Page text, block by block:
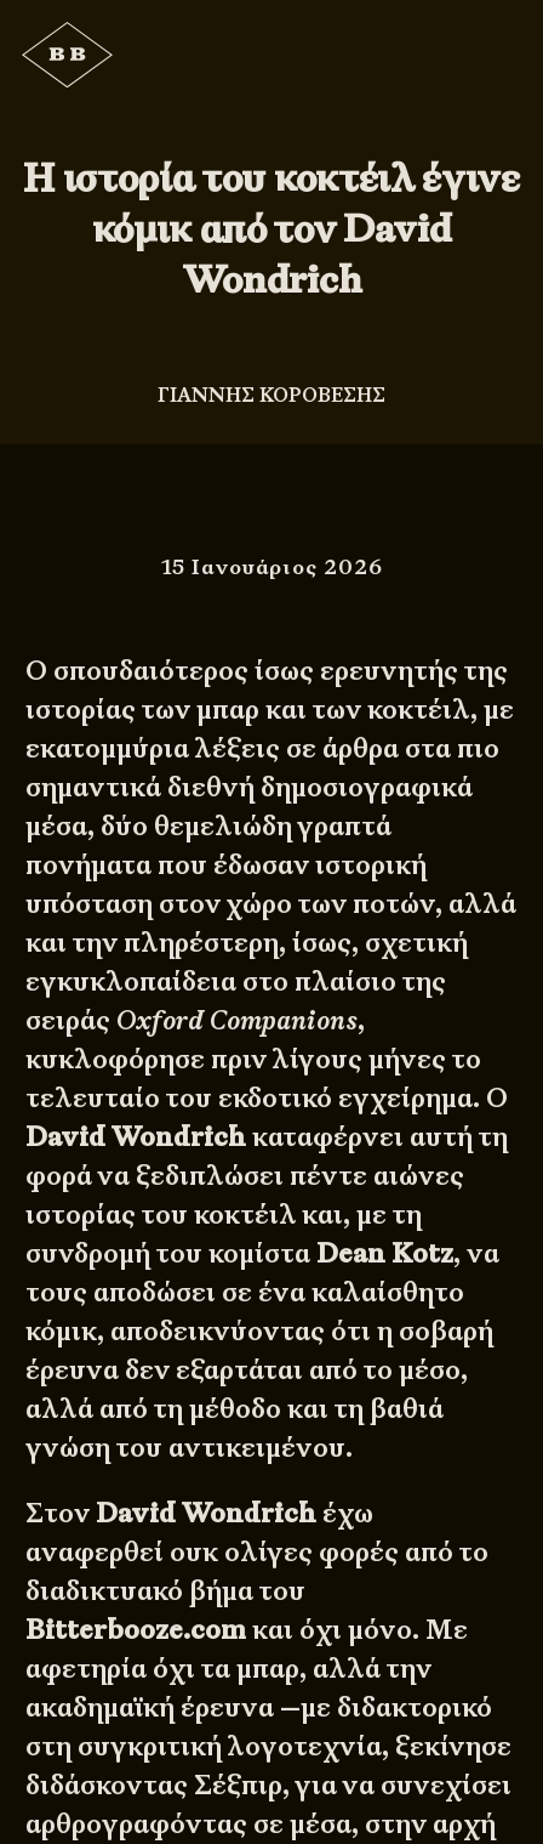
Η ιστορία του κοκτέιλ έγινε
κόμικ από τον David
Wondrich
ΓΙΑΝΝΗΣ ΚΟΡΟΒΕΣΗΣ
15 Ιανουάριος 2026
Ο σπουδαιότερος ίσως ερευνητής της
ιστορίας των μπαρ και των κοκτέιλ, με
εκατομμύρια λέξεις σε άρθρα στα πιο
σημαντικά διεθνή δημοσιογραφικά
μέσα, δύο θεμελιώδη γραπτά
πονήματα που έδωσαν ιστορική
υπόσταση στον χώρο των ποτών, αλλά
και την πληρέστερη, ίσως, σχετική
εγκυκλοπαίδεια στο πλαίσιο της
σειράς Oxford Companions,
κυκλοφόρησε πριν λίγους μήνες το
τελευταίο του εκδοτικό εγχείρημα. Ο
David Wondrichκαταφέρνει αυτή τη
φορά να ξεδιπλώσει πέντε αιώνες
ιστορίας του κοκτέιλ και, με τη
συνδρομή του κομίστα Dean Kotz, να
τους αποδώσει σε ένα καλαίσθητο
κόμικ, αποδεικνύοντας ότι η σοβαρή
έρευνα δεν εξαρτάται από το μέσο,
αλλά από τη μέθοδο και τη βαθιά
γνώση του αντικειμένου.
Στον David Wondrich έχω
αναφερθεί ουκ ολίγες φορές από το
διαδικτυακό βήμα του
Bitterbooze.comκαι όχι μόνο. Με
αφετηρία όχι τα μπαρ, αλλά την
ακαδημαϊκή έρευνα —με διδακτορικό
στη συγκριτική λογοτεχνία, ξεκίνησε
διδάσκοντας Σέξπιρ, για να συνεχίσει
αρθρογραφόντας σε μέσα, στην αρχή